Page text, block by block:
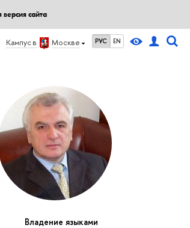
сайта
Кампус в Москве РУС EN
Владение языками